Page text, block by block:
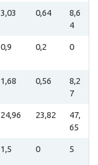
3,03 0,64
8,6
4
0,9 0,2 0
1,68 0,56
8,2
7
24,96 23,82
47,
65
1,5 0 5